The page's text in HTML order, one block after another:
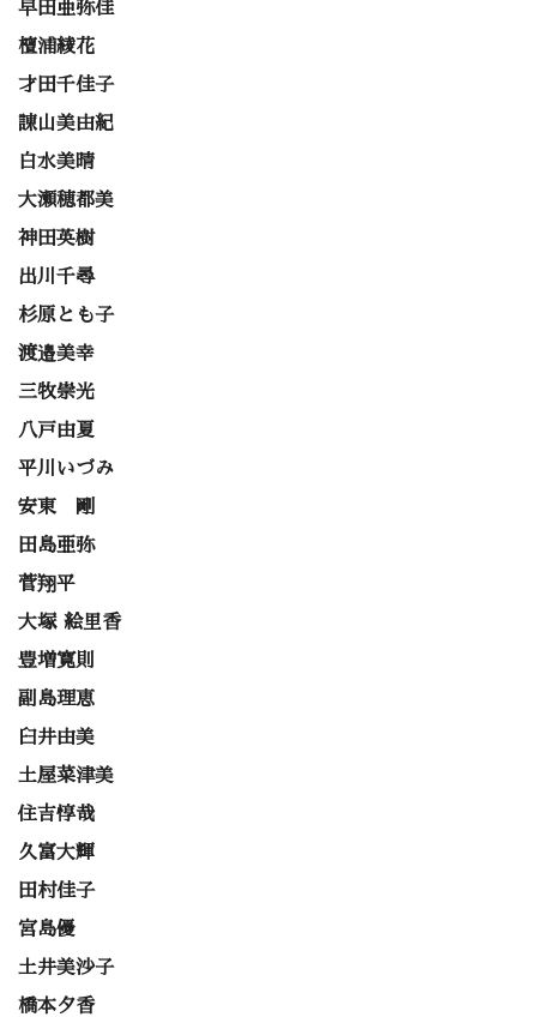
早田亜弥佳
檀浦綾花
才田千佳子
諌山美由紀
白水美晴
大瀬穂都美
神田英樹
出川千尋
杉原とも子
渡邉美幸
三牧崇光
八戸由夏
平川いづみ
安東 剛
田島亜弥
菅翔平
大塚 絵里香
豊増寛則
副島理恵
臼井由美
土屋菜津美
住吉惇哉
久富大輝
田村佳子
宮島優
土井美沙子
橋本夕香